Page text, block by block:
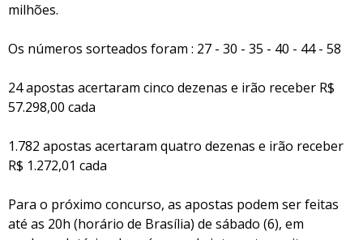
milhões.
Os números sorteados foram : 27 - 30 - 35 - 40 - 44 - 58
24 apostas acertaram cinco dezenas e irão receber R$
57.298,00 cada
1.782 apostas acertaram quatro dezenas e irão receber
R$ 1.272,01 cada
Para o próximo concurso, as apostas podem ser feitas
até as 20h (horário de Brasília) de sábado (6), em